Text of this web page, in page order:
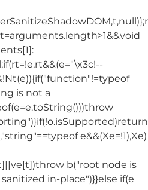
is not a
e&&(Xe=!1),Xe)
b("root node is
in-place")}}else if(e